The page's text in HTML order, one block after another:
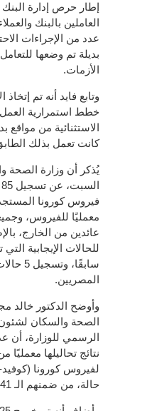
إطار حرص إدارة
العاملين بالبنك
عدد من الإجراءات
بديلة تم وضعها
الأزمات.
وتابع فايد أنه تم إتخاذ
خطط استمرارية
الاستثنائية من مواقع
كانت تعمل بذلك
يُذكر أن وزارة الصحة
فيروس كورونا
معمليًا للفيروس،
عائدين من الخارج،
للحالات الإيجابية
سابقًا،
المصريين.
وأوضح الدكتور خالد
الصحة والسكان لشئون
الرسمي للوزارة، أن
نتائج تحاليلها معمليًا
حالة، من ضمنهم الـ 241 متعافيًا.